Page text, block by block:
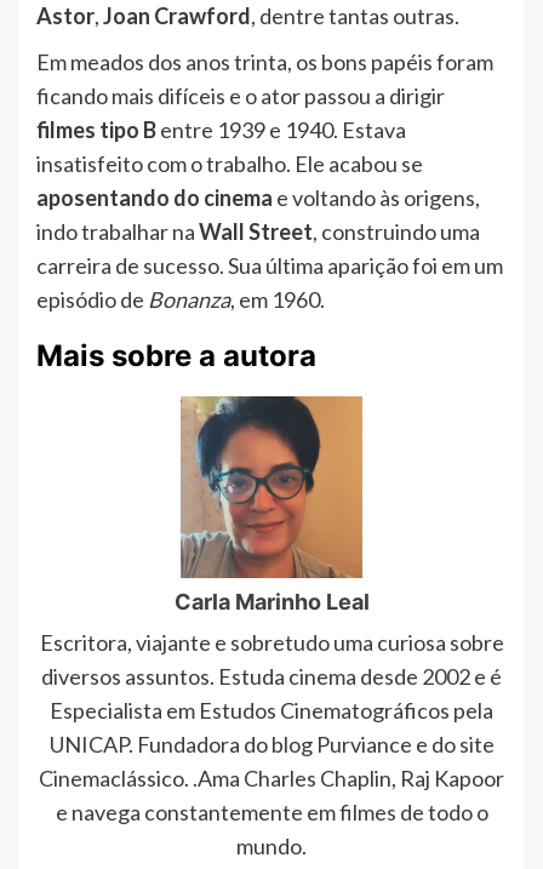
Astor,Joan Crawford, dentre tantas outras.
Em meados dos anos trinta, os bons papéis foram
ficando mais difíceis e o ator passou a dirigir
filmes tipo Bentre 1939 e 1940. Estava
insatisfeito com o trabalho. Ele acabou se
aposentando do cinema e voltando às origens,
indo trabalhar naWall Street, construindo uma
carreira de sucesso. Sua última aparição foi em um
episódio de Bonanza, em 1960.
Mais sobre a autora
Carla Marinho Leal
Escritora, viajante e sobretudo uma curiosa sobre
diversos assuntos. Estuda cinema desde 2002 e é
Especialista em Estudos Cinematográficos pela
UNICAP. Fundadora do blog Purviance e do site
Cinemaclássico. .Ama Charles Chaplin, Raj Kapoor
e navega constantemente em filmes de todo o
mundo.